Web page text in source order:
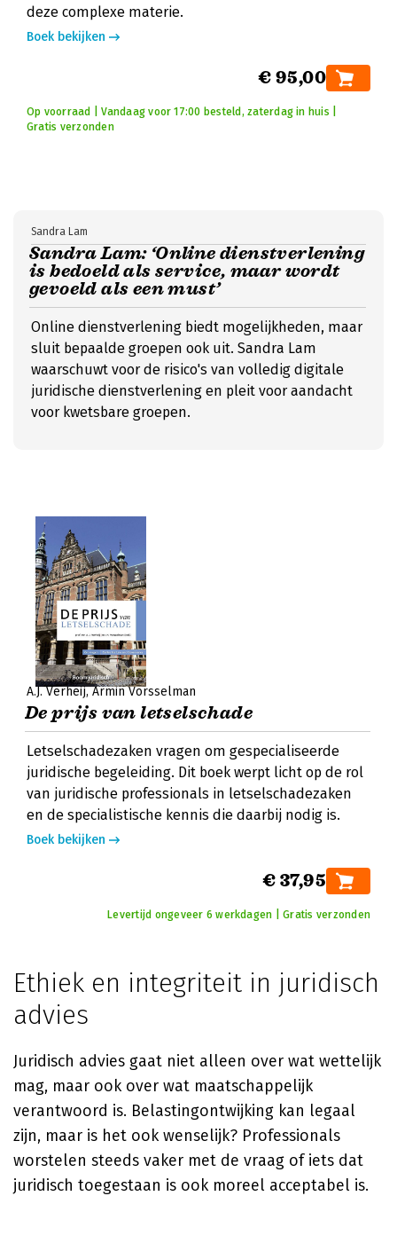
deze complexe materie.
Boek bekijken
€ 95,00
Op voorraad | Vandaag voor 17:00 besteld, zaterdag in huis |
Gratis verzonden
Sandra Lam: ‘Online dienstverlening
is bedoeld als service, maar wordt
gevoeld als een must’
Sandra Lam
Online dienstverlening biedt mogelijkheden, maar
sluit bepaalde groepen ook uit. Sandra Lam
waarschuwt voor de risico's van volledig digitale
juridische dienstverlening en pleit voor aandacht
voor kwetsbare groepen.
A.J. Verheij Armin Vorsselman
De prijs van letselschade
Letselschadezaken vragen om gespecialiseerde
juridische begeleiding. Dit boek werpt licht op de rol
van juridische professionals in letselschadezaken
en de specialistische kennis die daarbij nodig is.
Boek bekijken
€ 37,95
Levertijd ongeveer 6 werkdagen | Gratis verzonden
Ethiek en integriteit in juridisch
advies
Juridisch advies gaat niet alleen over wat wettelijk
mag, maar ook over wat maatschappelijk
verantwoord is. Belastingontwijking kan legaal
zijn, maar is het ook wenselijk? Professionals
worstelen steeds vaker met de vraag of iets dat
juridisch toegestaan is ook moreel acceptabel is.